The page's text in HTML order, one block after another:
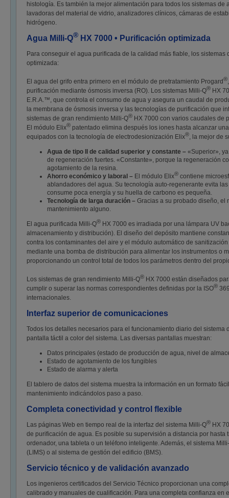
histología. Es también la mejor alimentación para todos los sistemas de
lavadoras del material de vidrio, analizadores clínicos, cámaras de
hidrógeno.
Agua Milli-Q® HX 7000 • Purificación optimizada
Para conseguir el agua purificada de la calidad más fiable, los sistemas
optimizada:
El agua del grifo entra primero en el módulo de pretratamiento Progard®
purificación mediante ósmosis inversa (RO). Los sistemas Milli-Q® HX
E.R.A.™, que controla el consumo de agua y asegura un caudal de
la membrana de ósmosis inversa y las tecnologías de purificación que
sistemas de gran rendimiento Milli-Q® HX 7000 con varios caudales de
El módulo Elix® patentado elimina después los iones hasta alcanzar
equipados con la tecnología de electrodesionización Elix®, la mejor de
Agua de tipo II de calidad superior y constante – «Superior»,
de regeneración fuertes. «Constante», porque la regeneración
agotamiento de la resina.
Ahorro económico y laboral – El módulo Elix® contiene
ablandadores del agua. Su tecnología auto-regenerante evita
consume poca energía y su huella de carbono es pequeña.
Tecnología de larga duración – Gracias a su probado diseño, el
mantenimiento alguno.
El agua purificada Milli-Q® HX 7000 es irradiada por una lámpara UV
almacenamiento y distribución). El diseño del depósito mantiene
contra los contaminantes del aire y el módulo automático de
mediante una bomba de distribución para alimentar los instrumentos o
proporcionando un control total de todos los parámetros dentro del
Los sistemas de gran rendimiento Milli-Q® HX 7000 están diseñados
cumplir o superar las normas correspondientes definidas por la ISO®
internacionales.
Interfaz superior de comunicaciones
Todos los detalles necesarios para el funcionamiento diario del sistema
pantalla táctil a color del sistema. Las diversas pantallas muestran:
Datos principales (estado de producción de agua, nivel de
Estado de agotamiento de los fungibles
Estado de alarma y alerta
El tablero de datos del sistema muestra la información en un formato
mantenimiento indicándolos paso a paso.
Completa conectividad y control flexible
Las páginas Web en tiempo real de la interfaz del sistema Milli-Q® HX
de purificación de agua. Es posible su supervisión a distancia por
ordenador, una tableta o un teléfono inteligente. Además, el sistema
(LIMS) o al sistema de gestión del edificio (BMS).
Servicio técnico y de validación avanzado
Los ingenieros certificados del Servicio Técnico proporcionan una
calibrado y manuales de cualificación. Para una completa confianza en